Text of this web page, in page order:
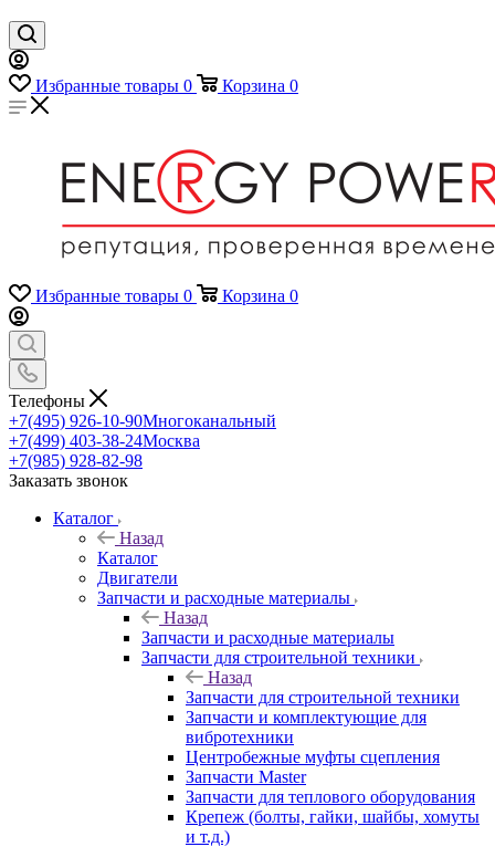
Избранные товары 0 Корзина 0
Избранные товары 0 Корзина 0
Телефоны
+7(495) 926-10-90Многоканальный
+7(499) 403-38-24Москва
+7(985) 928-82-98
Заказать звонок
Каталог
Назад
Каталог
Двигатели
Запчасти и расходные материалы
Назад
Запчасти и расходные материалы
Запчасти для строительной техники
Назад
Запчасти для строительной техники
Запчасти и комплектующие для
вибротехники
Центробежные муфты сцепления
Запчасти Master
Запчасти для теплового оборудования
Крепеж (болты, гайки, шайбы, хомуты
и т.д.)